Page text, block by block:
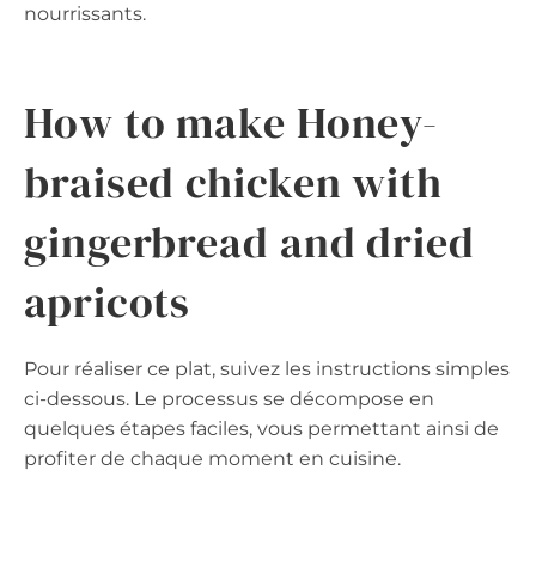
nourrissants.
How to make Honey-
braised chicken with
gingerbread and dried
apricots
Pour réaliser ce plat, suivez les instructions simples
ci-dessous. Le processus se décompose en
quelques étapes faciles, vous permettant ainsi de
profiter de chaque moment en cuisine.